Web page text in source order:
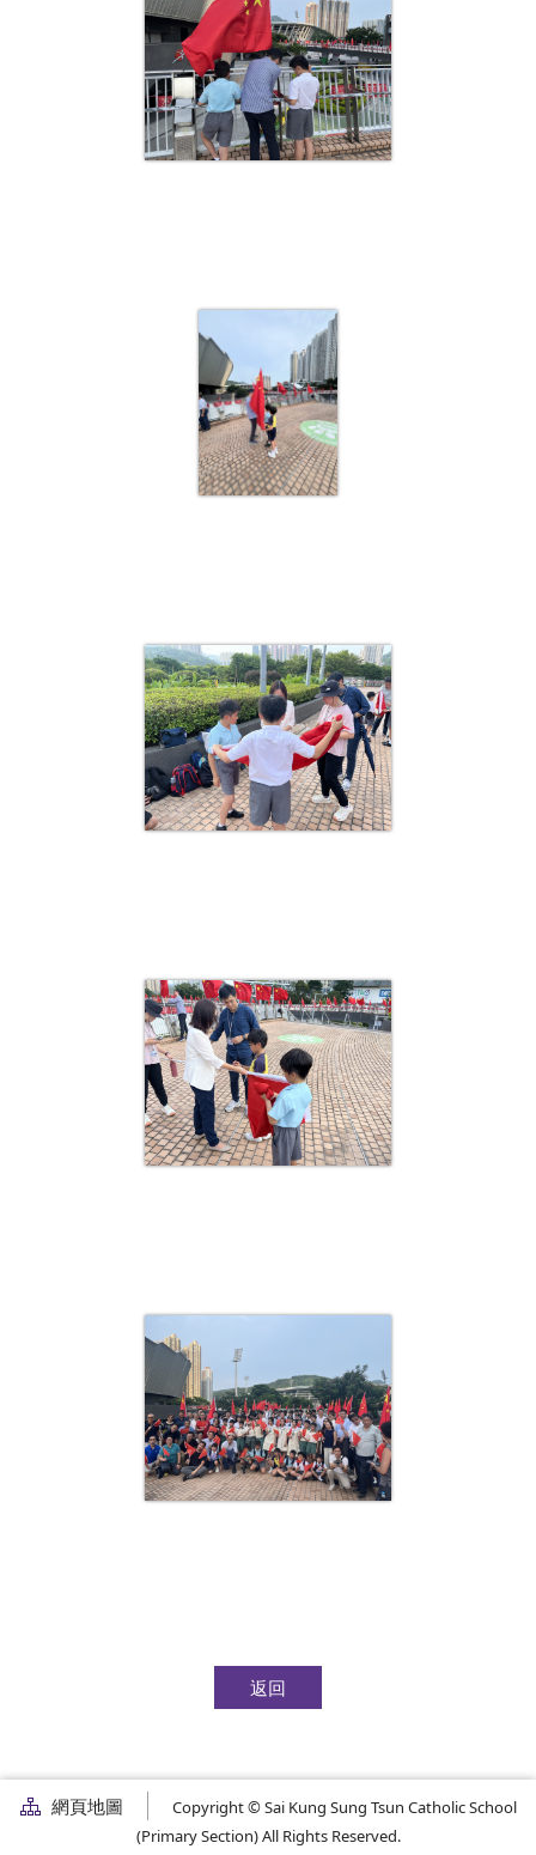
返回
網頁地圖
Copyright © Sai Kung Sung Tsun Catholic School
(Primary Section) All Rights Reserved.